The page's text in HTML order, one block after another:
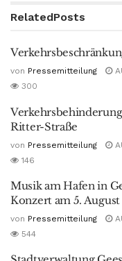
RelatedPosts
von Pressemitteilung
300
Ritter-Straße
von Pressemitteilung
146
Musik am Hafen in
Konzert am 5. August
von Pressemitteilung
544